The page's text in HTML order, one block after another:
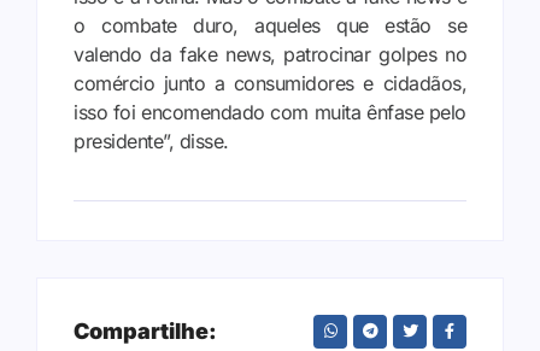
o combate duro, aqueles que estão se
valendo da fake news, patrocinar golpes no
comércio junto a consumidores e cidadãos,
isso foi encomendado com muita ênfase pelo
presidente”, disse.
Compartilhe: